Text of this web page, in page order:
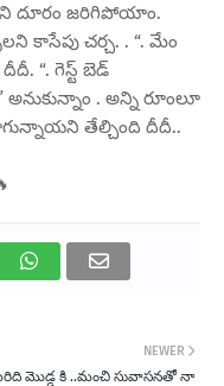
దూరం జరిగిపోయాం.
కాసేపు చర్చ. . “. మేం
“. గెస్ట్ బెడ్
అనుకున్నాం . అన్ని రూంలూ
తేల్చింది దీదీ..
NEWER
మొడ్డ కి ..మంచి సువాసనతో నా